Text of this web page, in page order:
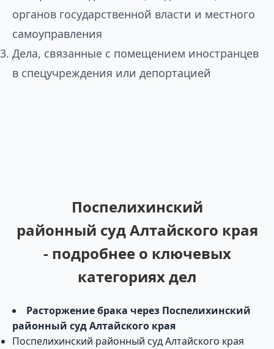
органов государственной власти и местного
самоуправления
Дела, связанные с помещением иностранцев
в спецучреждения или депортацией
Поспелихинский
районный суд Алтайского края
- подробнее о ключевых
категориях дел
Расторжение брака через Поспелихинский
районный суд Алтайского края
Поспелихинский районный суд Алтайского края